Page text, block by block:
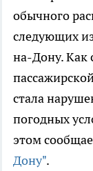
обычного
следующих
на-Дону. Как
стала
погодных
этом
Дону".